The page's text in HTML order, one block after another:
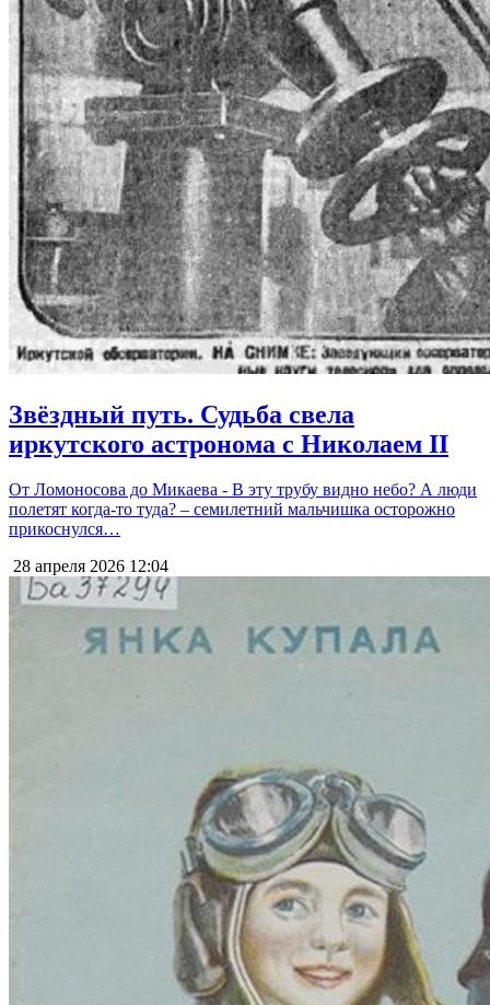
Звёздный путь. Судьба свела
иркутского астронома с Николаем II
От Ломоносова до Микаева - В эту трубу видно небо? А люди
полетят когда-то туда? – семилетний мальчишка осторожно
прикоснулся…
28 апреля 2026 12:04